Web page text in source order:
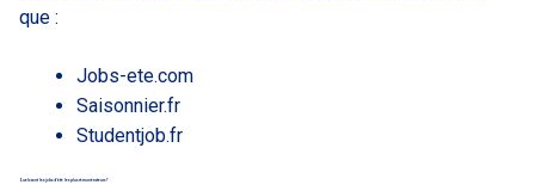
que :
Jobs-ete.com
Saisonnier.fr
Studentjob.fr
Quels sont les jobs d’été les plus rémunérateurs ?